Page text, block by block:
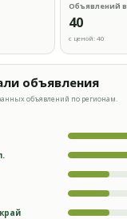
Объявлений
40
с ценой: 40
объявления
объявлений по регионам.